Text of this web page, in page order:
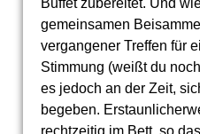
Buffet zubereitet. Und
gemeinsamen
vergangener Treffen für
Stimmung (weißt du
es jedoch an der Zeit,
begeben.